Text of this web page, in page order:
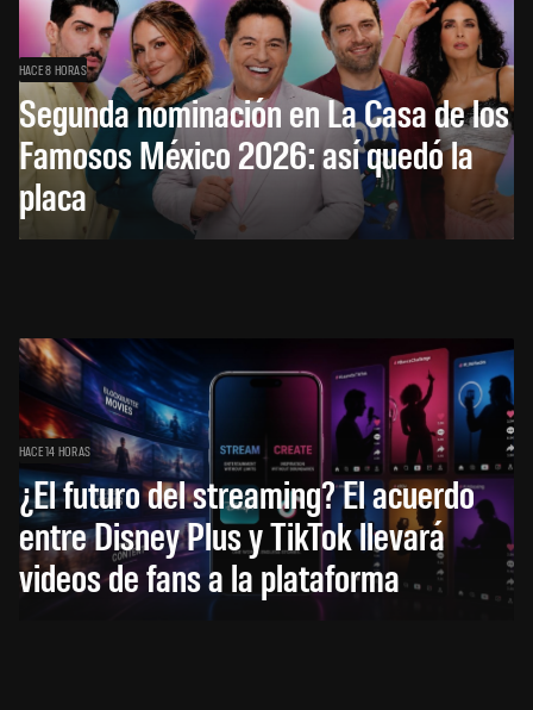
HACE 8 HORAS
Segunda nominación en La Casa de los
Famosos México 2026: así quedó la
placa
HACE 14 HORAS
¿El futuro del streaming? El acuerdo
entre Disney Plus y TikTok llevará
videos de fans a la plataforma